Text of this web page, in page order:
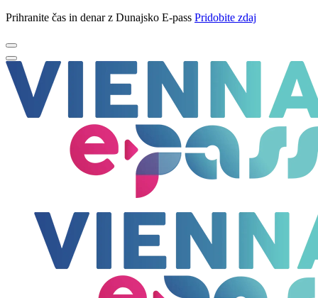
Prihranite čas in denar z Dunajsko E-pass Pridobite zdaj